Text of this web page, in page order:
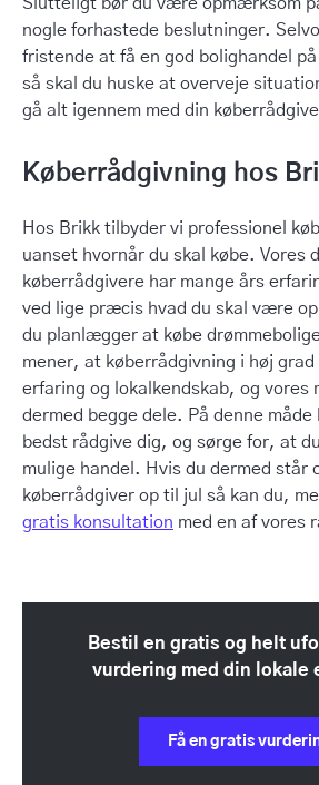
nogle forhastede beslutninger.
fristende at få en god bolighandel
så skal du huske at overveje
gå alt igennem med din
Køberrådgivning hos
Hos Brikk tilbyder vi professionel
uanset hvornår du skal købe. Vores
køberrådgivere har mange års
ved lige præcis hvad du skal være
du planlægger at købe
mener, at køberrådgivning i høj grad
erfaring og lokalkendskab, og vores
dermed begge dele. På denne måde
bedst rådgive dig, og sørge for, at
mulige handel. Hvis du dermed står
køberrådgiver op til jul så kan du,
gratis konsultation med en af vores
Bestil en gratis og helt
vurdering med din lokale
Få en gratis